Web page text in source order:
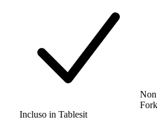
Incluso in Tablesit
Fork